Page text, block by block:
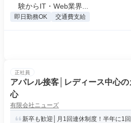
験からIT・Web業界...
即日勤務OK 交通費支給
正社員
アパレル接客│レディース中心
心
有限会社ニューズ
新卒も歓迎│月1回連休制度！半年に1